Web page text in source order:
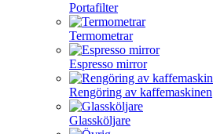
Portafilter
Termometrar
Espresso mirror
Rengöring av kaffemaskinen
Glassköljare